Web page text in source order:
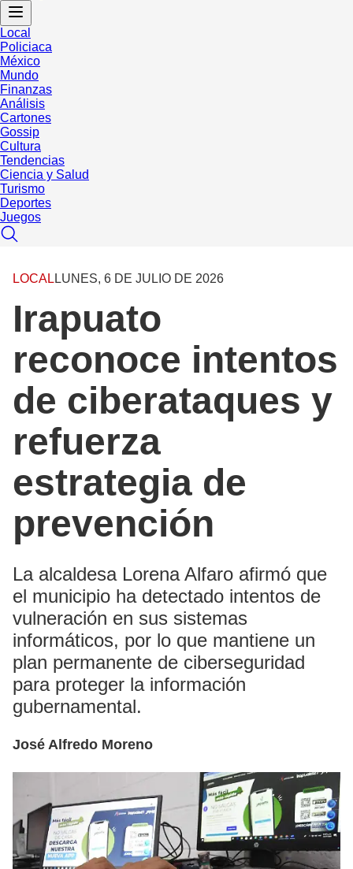
Local
Policiaca
México
Mundo
Finanzas
Análisis
Cartones
Gossip
Cultura
Tendencias
Ciencia y Salud
Turismo
Deportes
Juegos
LOCAL LUNES, 6 DE JULIO DE 2026
Irapuato
reconoce intentos
de ciberataques y
refuerza
estrategia de
prevención
La alcaldesa Lorena Alfaro afirmó que
el municipio ha detectado intentos de
vulneración en sus sistemas
informáticos, por lo que mantiene un
plan permanente de ciberseguridad
para proteger la información
gubernamental.
José Alfredo Moreno